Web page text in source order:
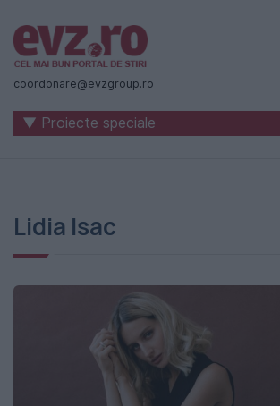
Știri
naționale
internaționale
-
Evenimentul
Zilei
coordonare@evzgroup.ro
▼ Proiecte speciale
Lidia Isac